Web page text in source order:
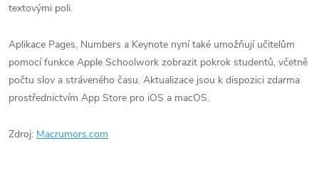
textovými poli.
Aplikace Pages, Numbers a Keynote nyní také umožňují učitelům
pomocí funkce Apple Schoolwork zobrazit pokrok studentů, včetně
počtu slov a stráveného času. Aktualizace jsou k dispozici zdarma
prostřednictvím App Store pro iOS a macOS.
Zdroj: Macrumors.com